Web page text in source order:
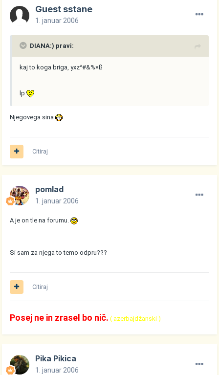
Guest sstane
1. januar 2006
DIANA:) pravi:
kaj to koga briga, yxz^#&%×ß
lp
Njegovega sina
Citiraj
pomlad
1. januar 2006
A je on tle na forumu.
Si sam za njega to temo odpru???
Citiraj
Posej ne in zrasel bo nič. ( azerbajdžanski )
Pika Pikica
1. januar 2006